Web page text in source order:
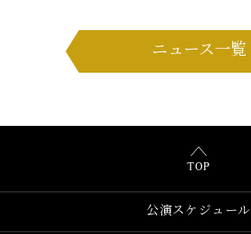
ニュース一覧
TOP
公演スケジュール